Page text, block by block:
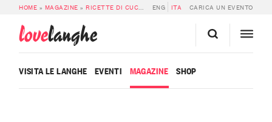
HOME » MAGAZINE »RICETTE DI CUCINA »PATÉ DI FARAONA ALL’ARNEIS
ENG ITA CARICA UN EVENTO
lovelanghe
VISITA LE LANGHE EVENTI MAGAZINE SHOP